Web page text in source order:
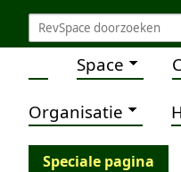
Space
Organisatie
Speciale pagina